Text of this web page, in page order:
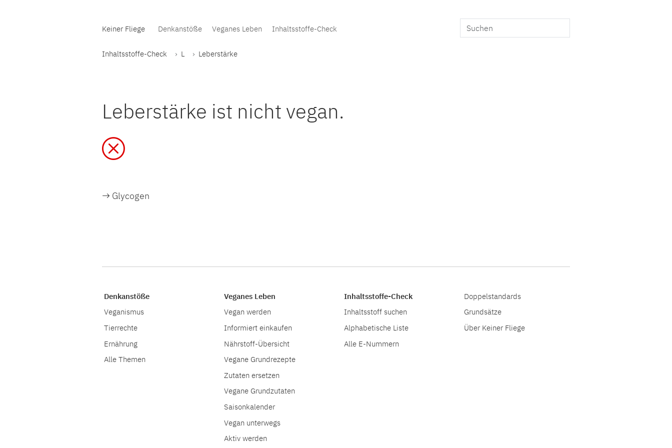
Keiner Fliege Denkanstöße Veganes Leben Inhaltsstoffe-Check
Inhaltsstoffe-Check L Leberstärke
Leberstärke ist nicht vegan.
Glycogen
Denkanstöße
Veganismus
Tierrechte
Ernährung
Alle Themen
Veganes Leben
Vegan werden
Informiert einkaufen
Nährstoff-Übersicht
Vegane Grundrezepte
Zutaten ersetzen
Vegane Grundzutaten
Saisonkalender
Vegan unterwegs
Aktiv werden
Inhaltsstoffe-Check
Inhaltsstoff suchen
Alphabetische Liste
Alle E-Nummern
Doppelstandards
Grundsätze
Über Keiner Fliege